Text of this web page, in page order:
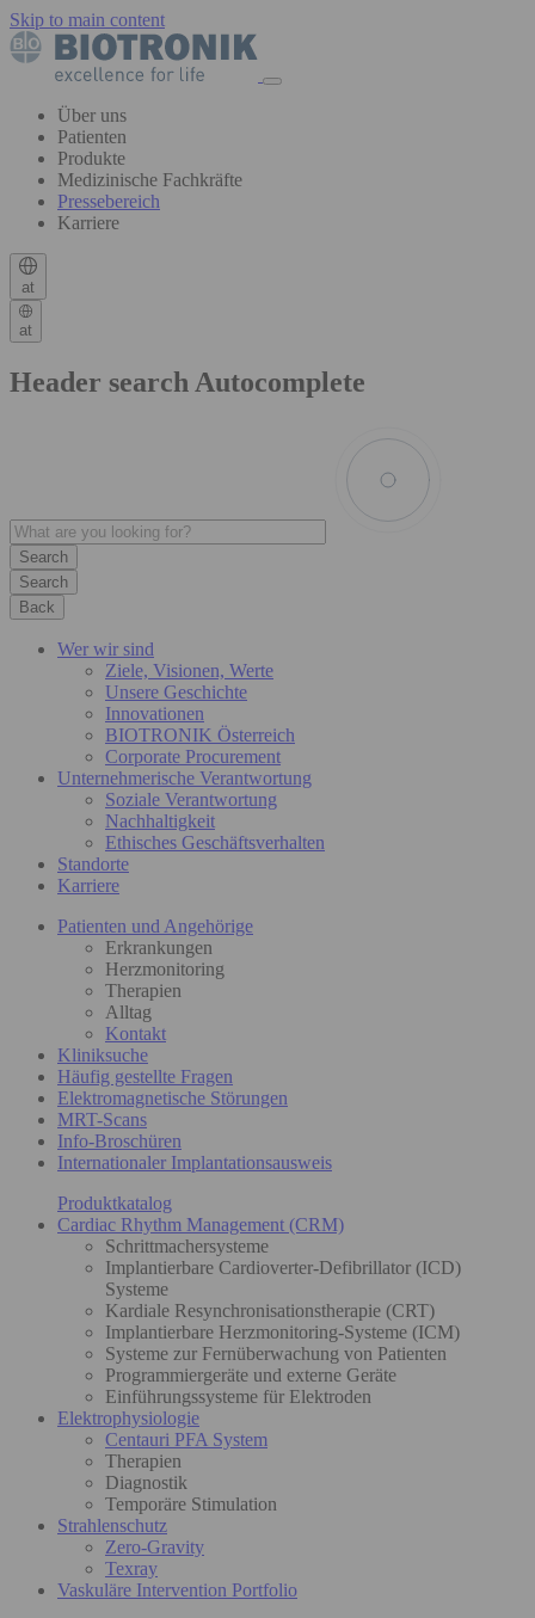
Skip to main content
Über uns
Patienten
Produkte
Medizinische Fachkräfte
Pressebereich
Karriere
at
at
Header search Autocomplete
Search
Back
Wer wir sind
Ziele, Visionen, Werte
Unsere Geschichte
Innovationen
BIOTRONIK Österreich
Corporate Procurement
Unternehmerische Verantwortung
Soziale Verantwortung
Nachhaltigkeit
Ethisches Geschäftsverhalten
Standorte
Karriere
Patienten und Angehörige
Erkrankungen
Herzmonitoring
Therapien
Alltag
Kontakt
Kliniksuche
Häufig gestellte Fragen
Elektromagnetische Störungen
MRT-Scans
Info-Broschüren
Internationaler Implantationsausweis
Produktkatalog
Cardiac Rhythm Management (CRM)
Schrittmachersysteme
Implantierbare Cardioverter-Defibrillator (ICD)
Systeme
Kardiale Resynchronisationstherapie (CRT)
Implantierbare Herzmonitoring-Systeme (ICM)
Systeme zur Fernüberwachung von Patienten
Programmiergeräte und externe Geräte
Einführungssysteme für Elektroden
Elektrophysiologie
Centauri PFA System
Therapien
Diagnostik
Temporäre Stimulation
Strahlenschutz
Zero-Gravity
Texray
Vaskuläre Intervention Portfolio